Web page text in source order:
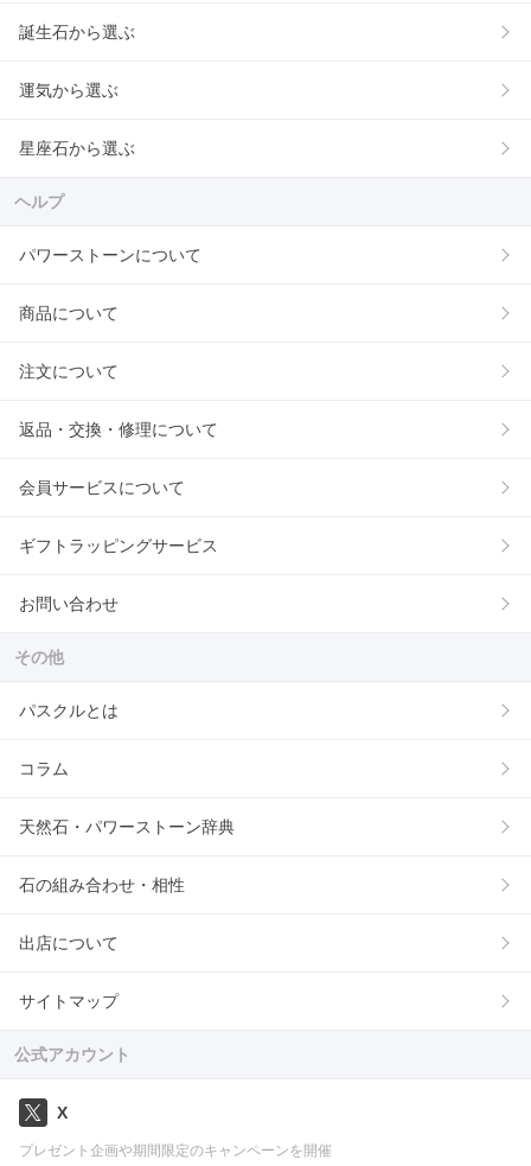
誕生石から選ぶ
運気から選ぶ
星座石から選ぶ
ヘルプ
パワーストーンについて
商品について
注文について
返品・交換・修理について
会員サービスについて
ギフトラッピングサービス
お問い合わせ
その他
パスクルとは
コラム
天然石・パワーストーン辞典
石の組み合わせ・相性
出店について
サイトマップ
公式アカウント
X
プレゼント企画や期間限定のキャンペーンを開催